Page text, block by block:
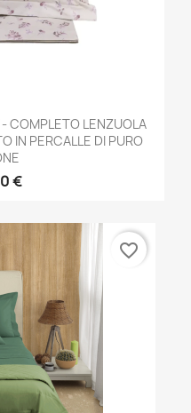
COMPLETO LENZUOLA
IN PERCALLE DI PURO
€
favorite_border